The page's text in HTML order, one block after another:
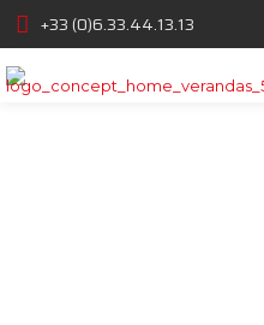
+33 (0)6.33.44.13.13